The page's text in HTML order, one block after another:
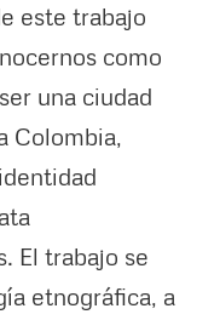
este trabajo
como
una ciudad
Colombia,
El trabajo se
etnográfica, a